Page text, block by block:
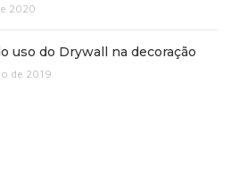
2020
uso do Drywall na decoração
de 2019